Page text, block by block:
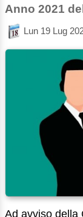
Anno 2021
Lun 19 Lug
Ad avviso della